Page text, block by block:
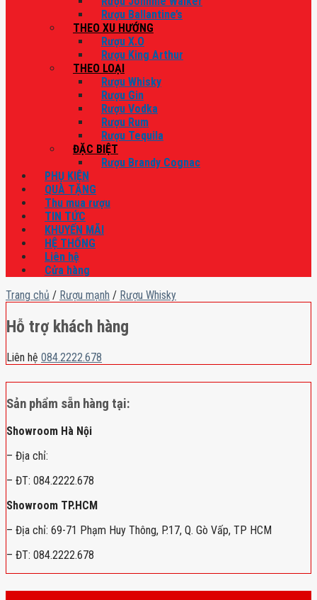
Rượu Ballantine’s
THEO XU HƯỚNG
Rượu X.O
Rượu King Arthur
THEO LOẠI
Rượu Whisky
Rượu Gin
Rượu Vodka
Rượu Rum
Rượu Tequila
ĐẶC BIỆT
Rượu Brandy Cognac
PHỤ KIỆN
QUÀ TẶNG
Thu mua rượu
TIN TỨC
KHUYẾN MÃI
HỆ THỐNG
Liên hệ
Cửa hàng
Trang chủ / Rượu mạnh / Rượu Whisky
Hỗ trợ khách hàng
Liên hệ 084.2222.678
Sản phẩm sẵn hàng tại:
Showroom Hà Nội
– Địa chỉ:
– ĐT: 084.2222.678
Showroom TP.HCM
– Địa chỉ: 69-71 Phạm Huy Thông, P.17, Q. Gò Vấp, TP HCM
– ĐT: 084.2222.678